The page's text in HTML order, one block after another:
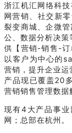
浙江机汇网络科
网营销、社交新
裂变商城、企微
公、数据分析决
供【营销-销售-
以客户为中心的
营销，提升企业
产品现已覆盖20
营销销售管理数据
现有4大产品事
网；总部在杭州。